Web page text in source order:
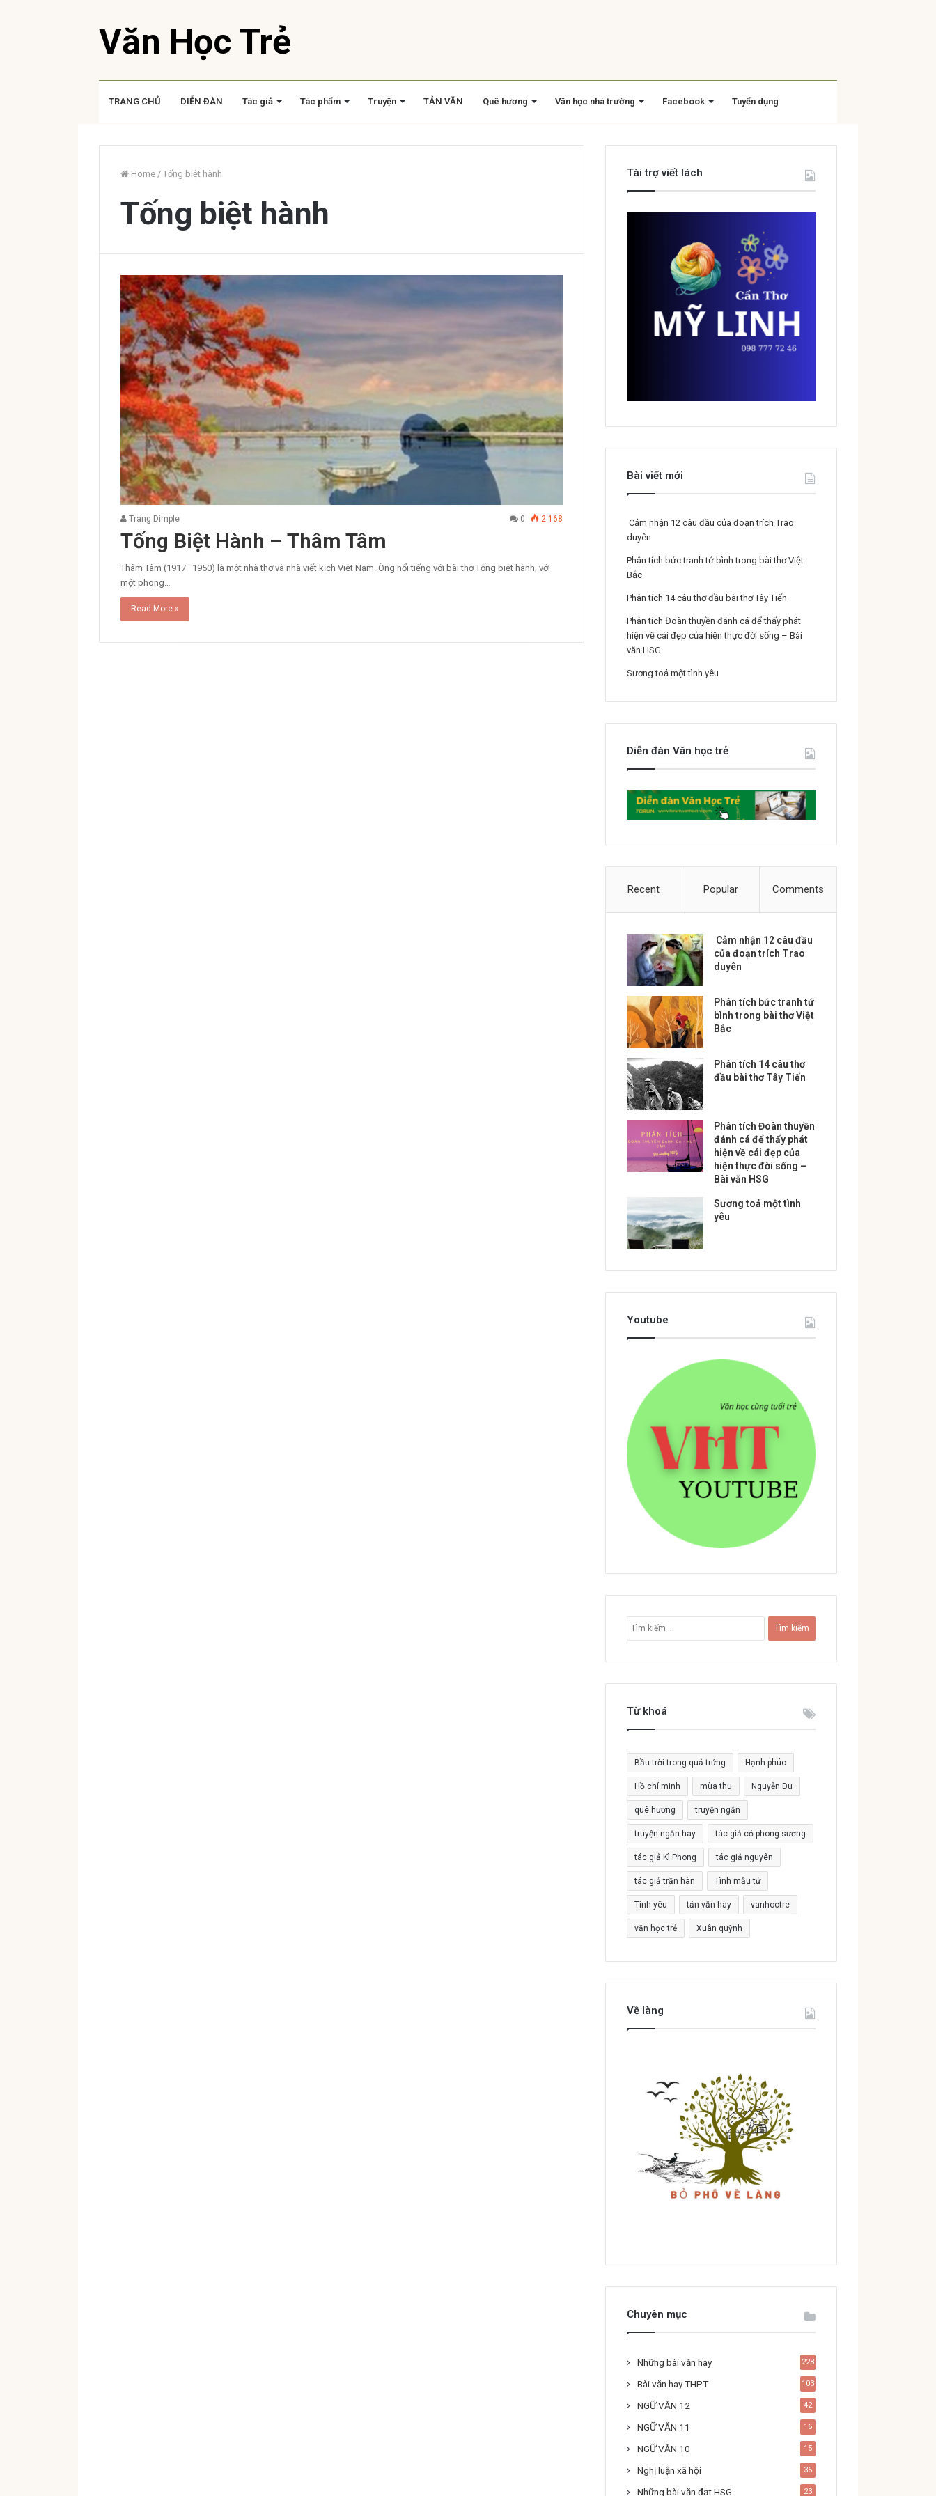
Văn Học Trẻ
TRANG CHỦ DIỄN ĐÀN Tác giả Tác phẩm Truyện TẢN VĂN Quê hương Văn học nhà trường Facebook Tuyển dụng
Home / Tống biệt hành
Tống biệt hành
Trang Dimple 0 2.168
Tống Biệt Hành – Thâm Tâm
Thâm Tâm (1917–1950) là một nhà thơ và nhà viết kịch Việt Nam. Ông nổi tiếng với bài thơ Tống biệt hành, với
một phong…
Read More »
Tài trợ viết lách
Bài viết mới
Cảm nhận 12 câu đầu của đoạn trích Trao
duyên
Phân tích bức tranh tứ bình trong bài thơ Việt
Bắc
Phân tích 14 câu thơ đầu bài thơ Tây Tiến
Phân tích Đoàn thuyền đánh cá để thấy phát
hiện về cái đẹp của hiện thực đời sống – Bài
văn HSG
Sương toả một tình yêu
Diễn đàn Văn học trẻ
Recent Popular Comments
Cảm nhận 12 câu đầu
của đoạn trích Trao
duyên
Phân tích bức tranh tứ
bình trong bài thơ Việt
Bắc
Phân tích 14 câu thơ
đầu bài thơ Tây Tiến
Phân tích Đoàn thuyền
đánh cá để thấy phát
hiện về cái đẹp của
hiện thực đời sống –
Bài văn HSG
Sương toả một tình
yêu
Youtube
ì
i
c
o
:
Từ khoá
Bầu trời trong quả trứng Hạnh phúc
Hồ chí minh mùa thu Nguyễn Du
quê hương truyện ngắn
truyện ngắn hay tác giả cỏ phong sương
tác giả Kì Phong tác giả nguyên
tác giả trần hàn Tình mẫu tử
Tình yêu tản văn hay vanhoctre
văn học trẻ Xuân quỳnh
Về làng
Chuyên mục
Những bài văn hay 228
Bài văn hay THPT 103
NGỮ VĂN 12 42
NGỮ VĂN 11 16
NGỮ VĂN 10 15
Nghị luận xã hội 36
Những bài văn đạt HSG 23